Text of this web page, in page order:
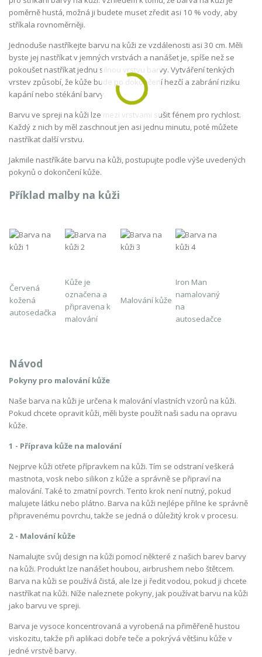
poměrně hustá, možná ji budete muset zředit asi 10 % vody, aby
stříkala rovnoměrněji.
Jednoduše nastříkejte barvu na kůži ze vzdálenosti asi 30 cm. Měli
byste jej nastříkat v jemných vrstvách a nanášet je, spíše než se
pokoušet nastříkat jednu silnou vrstvu barvy. Vytváření tenkých
vrstev způsobí, že kůže bude po dokončení hezčí a zabrání riziku
kapání nebo stékání barvy.
Barvu ve spreji na kůži lze mezi vrstvami sušit fénem pro rychlost.
Každý z nich by měl zaschnout jen asi jednu minutu, poté můžete
nastříkat další vrstvu.
Jakmile nastříkáte barvu na kůži, postupujte podle výše uvedených
pokynů o dokončení kůže.
Příklad malby na kůži
Červená
kožená
autosedačka
Kůže je
označena a
připravena k
malování
Malování kůže
Iron Man
namalovaný
na
autosedačce
Návod
Pokyny pro malování kůže
Naše barva na kůži je určena k malování vlastních vzorů na kůži.
Pokud chcete opravit kůži, měli byste použít naši sadu na opravu
kůže.
1 - Příprava kůže na malování
Nejprve kůži otřete přípravkem na kůži. Tím se odstraní veškerá
mastnota, vosk nebo silikon z kůže a správně se připraví na
malování. Také to zmatní povrch. Tento krok není nutný, pokud
malujete látku nebo plátno. Barva na kůži nejlépe přilne ke správně
připravenému povrchu, takže se jedná o důležitý krok v procesu.
2 - Malování kůže
Namalujte svůj design na kůži pomocí některé z našich barev barvy
na kůži. Produkt lze nanášet houbou, airbrushem nebo štětcem.
Barva na kůži se používá čistá, ale lze ji ředit vodou, pokud ji chcete
nastříkat na kůži. Níže naleznete pokyny, jak používat barvu na kůži
jako barvu ve spreji.
Barva je vysoce koncentrovaná a vyrobená na přiměřeně hustou
viskozitu, takže při aplikaci dobře teče a pokrývá většinu kůže v
jedné vrstvě barvy.